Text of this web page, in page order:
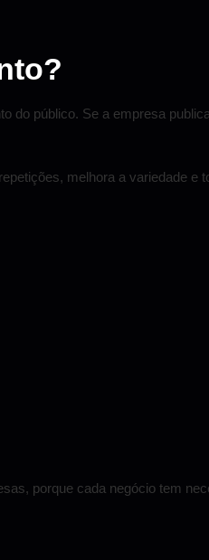
do público. Se a empresa
melhora a variedade e
porque cada negócio tem